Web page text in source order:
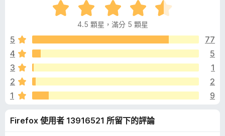
覽
器
附
加
件
e
r
n
e
評
價
.
分
滿
5
4.5 顆星，滿分 5 顆星
5
77
4
5
3
1
2
2
1
9
Firefox 使用者 13916521 所留下的評論